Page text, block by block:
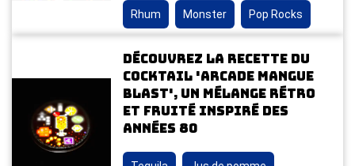
Rhum Monster Pop Rocks
Découvrez la recette du
cocktail 'Arcade Mangue
Blast', un mélange rétro
et fruité inspiré des
années 80